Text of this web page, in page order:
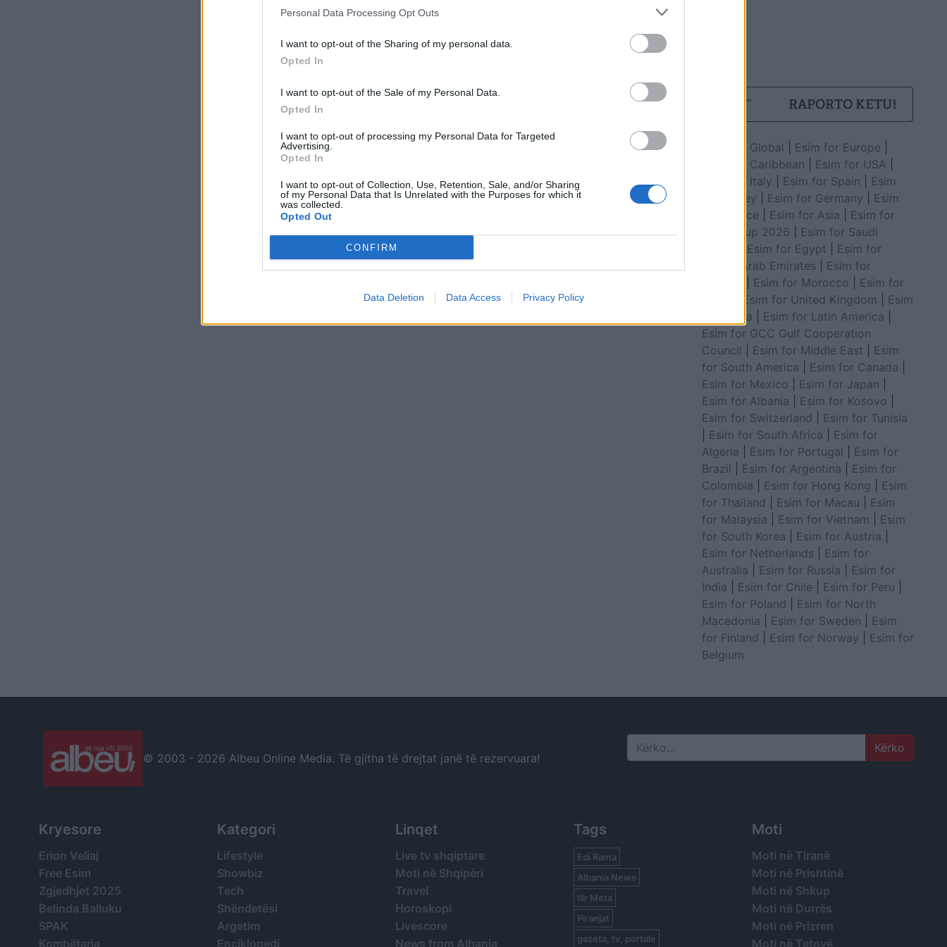
Personal Data Processing Opt Outs
I want to opt-out of the Sharing of my personal data.
Opted In
I want to opt-out of the Sale of my Personal Data.
Opted In
I want to opt-out of processing my Personal Data for Targeted
Advertising.
Opted In
I want to opt-out of Collection, Use, Retention, Sale, and/or Sharing
of my Personal Data that Is Unrelated with the Purposes for which it
was collected.
Opted Out
CONFIRM
Data Deletion Data Access Privacy Policy
Esim for Global Esim for Europe
Esim for Caribbean
Esim for USA
Esim for Italy
Esim for Spain
Esim
for Turkey
Esim for Germany
Esim
for Greece
Esim for Asia
Esim for
World Cup 2026
Esim for Saudi
Esim for Egypt
Esim for
United Arab Emirates
Esim for
Esim for Morocco
Esim for
Esim for United Kingdom
Esim
for Africa
Esim for Latin America
Esim for GCC Gulf Cooperation
Council
Esim for Middle East
Esim
for South America
Esim for Canada
Esim for Mexico
Esim for Japan
Esim for Albania
Esim for Kosovo
Esim for Switzerland
Esim for Tunisia
Esim for South Africa
Esim for
Algeria
Esim for Portugal
Esim for
Brazil
Esim for Argentina
Esim for
Colombia
Esim for Hong Kong
Esim
for Thailand
Esim for Macau
Esim
for Malaysia
Esim for Vietnam
Esim
for South Korea
Esim for Austria
Esim for Netherlands
Esim for
Australia
Esim for Russia
Esim for
India
Esim for Chile Esim for Peru
Esim for Poland
Esim for North
Macedonia
Esim for Sweden
Esim
for Finland
Esim for Norway
Esim for
Belgium
© 2003 - 2026 Albeu Online Media. Të gjitha të drejtat janë të rezervuara! Search
Kryesore
Erion Veliaj
Free Esim
Zgjedhjet 2025
Belinda Balluku
SPAK
Kombëtarja
Kategori
Lifestyle
Showbiz
Tech
Shëndetësi
Argetim
Enciklopedi
Linqet
Live tv shqiptare
Moti në Shqipëri
Travel
Horoskopi
Livescore
News from Albania
Tags
Edi Rama
Albania News
Ilir Meta
Piranjat
gazeta, tv, portale
Moti
Moti në Tiranë
Moti në Prishtinë
Moti në Shkup
Moti në Durrës
Moti në Prizren
Moti në Tetovë